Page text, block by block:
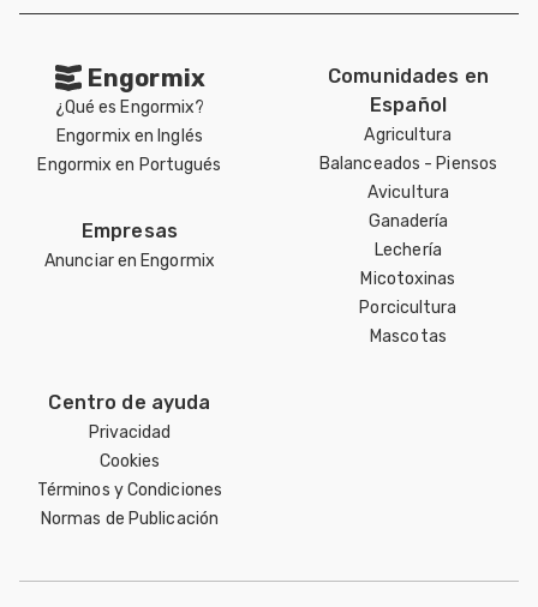
Engormix
¿Qué es Engormix?
Engormix en Inglés
Engormix en Portugués
Empresas
Anunciar en Engormix
Comunidades en
Español
Agricultura
Balanceados - Piensos
Avicultura
Ganadería
Lechería
Micotoxinas
Porcicultura
Mascotas
Centro de ayuda
Privacidad
Cookies
Términos y Condiciones
Normas de Publicación